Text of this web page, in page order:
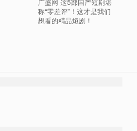
广盛网 这5部国产短剧堪
称“零差评”！这才是我们
想看的精品短剧！